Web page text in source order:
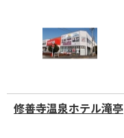
修善寺温泉ホテル滝亭